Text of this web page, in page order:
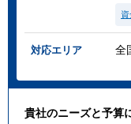
対応エリア 全
貴社のニーズと予算